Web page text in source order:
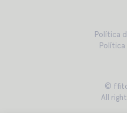
Política
©
All